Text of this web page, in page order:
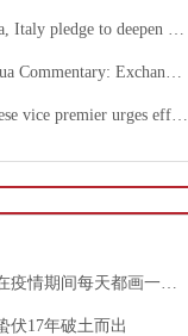
英语文摘:China, Italy pledge to deepen bilateral ties, advance China-EU cooperation
欧美文化:Xinhua Commentary: Exchange of violence only pushes Israel, Palestine farther from peace
英语文摘:Chinese vice premier urges efforts to facilitate college graduate employment
88岁的艺术家在疫情期间每天都画一幅画
伏17年破土而出